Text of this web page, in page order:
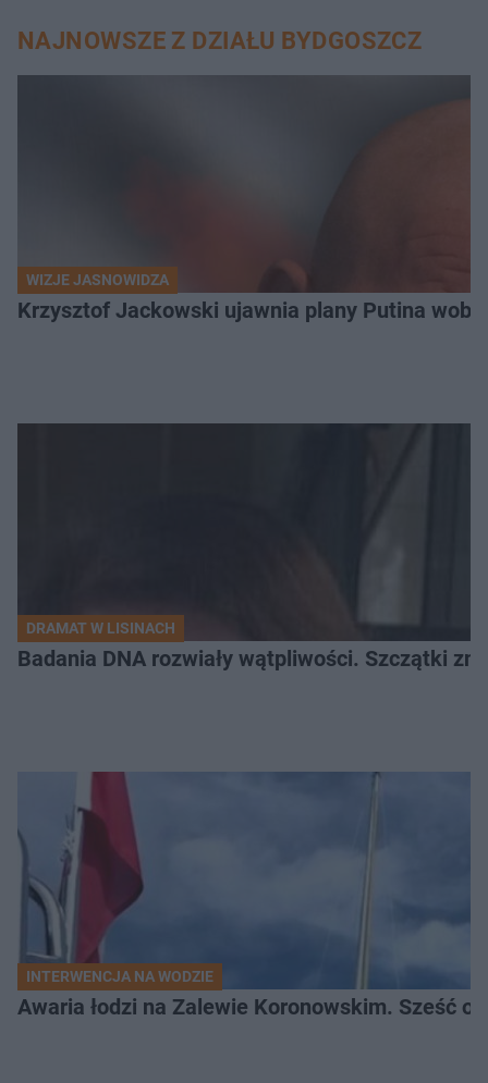
NAJNOWSZE Z DZIAŁU BYDGOSZCZ
WIZJE JASNOWIDZA
Krzysztof Jackowski ujawnia plany Putina
DRAMAT W LISINACH
Badania DNA rozwiały wątpliwości. Szczątki
INTERWENCJA NA WODZIE
Awaria łodzi na Zalewie Koronowskim. Sześć